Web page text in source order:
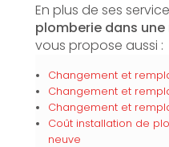
En plus de ses
plomberie dans une
vous propose aussi :
Changement et
Changement et
Changement et
Coût installation de
neuve